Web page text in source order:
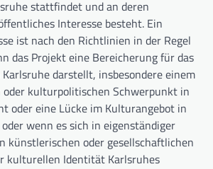
stattfindet und an deren
Interesse besteht. Ein
ist nach den Richtlinien in der Regel
das Projekt eine Bereicherung für das
darstellt, insbesondere einem
oder kulturpolitischen Schwerpunkt in
oder eine Lücke im Kulturangebot in
wenn es sich in eigenständiger
künstlerischen oder gesellschaftlichen
kulturellen Identität Karlsruhes